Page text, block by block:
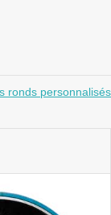
ronds personnalisés